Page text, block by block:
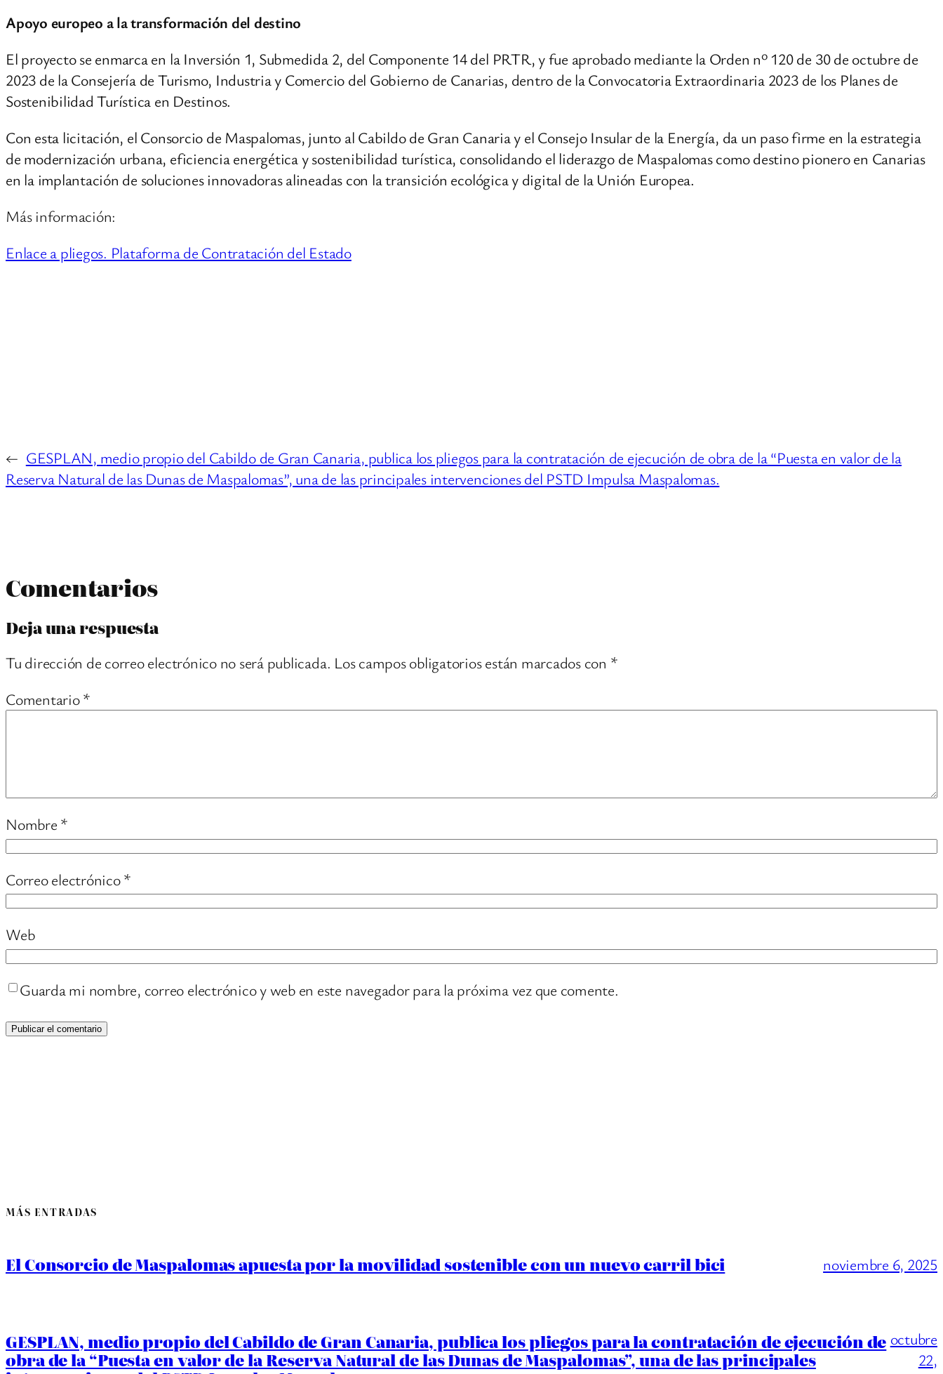
Apoyo europeo a la transformación del destino
El proyecto se enmarca en la Inversión 1, Submedida 2, del Componente 14 del PRTR, y fue aprobado mediante la Orden nº 120 de 30 de octubre de
2023 de la Consejería de Turismo, Industria y Comercio del Gobierno de Canarias, dentro de la Convocatoria Extraordinaria 2023 de los Planes de
Sostenibilidad Turística en Destinos.
Con esta licitación, el Consorcio de Maspalomas, junto al Cabildo de Gran Canaria y el Consejo Insular de la Energía, da un paso firme en la estrategia
de modernización urbana, eficiencia energética y sostenibilidad turística, consolidando el liderazgo de Maspalomas como destino pionero en Canarias
en la implantación de soluciones innovadoras alineadas con la transición ecológica y digital de la Unión Europea.
Más información:
Enlace a pliegos. Plataforma de Contratación del Estado
← GESPLAN, medio propio del Cabildo de Gran Canaria, publica los pliegos para la contratación de ejecución de obra de la “Puesta en valor de la
Reserva Natural de las Dunas de Maspalomas”, una de las principales intervenciones del PSTD Impulsa Maspalomas.
Comentarios
Deja una respuesta
Tu dirección de correo electrónico no será publicada. Los campos obligatorios están marcados con *
Comentario*
Nombre *
Correo electrónico*
Web
Guarda mi nombre, correo electrónico y web en este navegador para la próxima vez que comente.
MÁS ENTRADAS
El Consorcio de Maspalomas apuesta por la movilidad sostenible con un nuevo carril bici noviembre 6, 2025
GESPLAN, medio propio del Cabildo de Gran Canaria, publica los pliegos para la contratación de ejecución de
obra de la “Puesta en valor de la Reserva Natural de las Dunas de Maspalomas”, una de las principales
octubre
22,